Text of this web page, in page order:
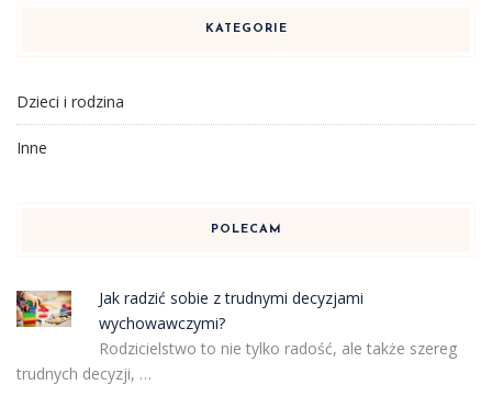
KATEGORIE
Dzieci i rodzina
Inne
POLECAM
Jak radzić sobie z trudnymi decyzjami
wychowawczymi?
Rodzicielstwo to nie tylko radość, ale także szereg
trudnych decyzji, …